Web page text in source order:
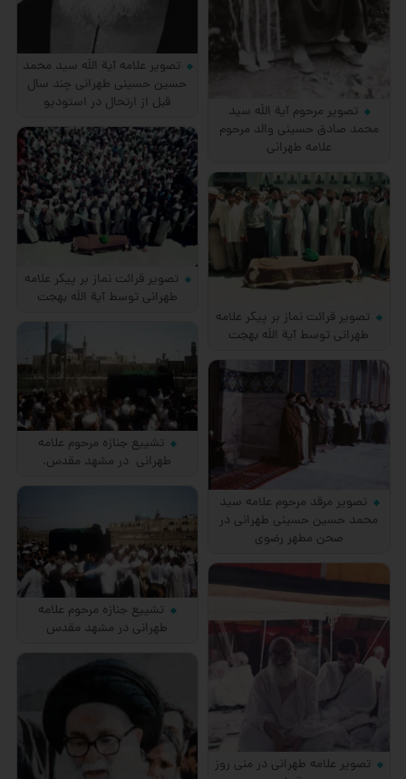
تصویر علامه آیة اللَه سید محمد
حسین حسینی طهرانی چند سال
قبل از ارتحال در استودیو
تصویر مرحوم آیة اللَه سید
محمد صادق حسینی والد مرحوم
علامه طهرانی
تصویر قرائت نماز بر پیکر علامه
طهرانی توسط آیة اللَه بهجت
تصویر قرائت نماز بر پیکر علامه
طهرانی توسط آیة اللَه بهجت
تشییع جنازه مرحوم علامه
طهرانی در مشهد مقدس.
تصویر مرقد مرحوم علامه سید
محمد حسین حسینی طهرانی در
صحن مطهر رضوی
تشییع جنازه مرحوم علامه
طهرانی در مشهد مقدس
تصویر علامه طهرانی در منی روز